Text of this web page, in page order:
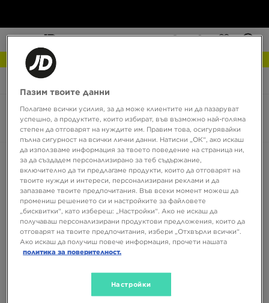
Hoka Kawana 2
0 продукта
Сортирай:Препоръчани Филтрирай
Няма продукти за показване
Промени критериите за търсене
изтрий избраните филтри
Пазим твоите данни
Полагаме всички усилия, за да може клиентите ни да пазаруват
успешно, а продуктите, които избират, във възможно най-голяма
степен да отговарят на нуждите им. Правим това, осигурявайки
пълна сигурност на всички лични данни. Натисни „ОК“, ако искаш
да използваме информация за твоето поведение на страница ни,
за да създадем персонализирано за теб съдържание,
включително да ти предлагаме продукти, които да отговарят на
твоите нужди и интереси, персонализирани реклами и да
запазваме твоите предпочитания. Във всеки момент можеш да
промениш решението си и настройките за файловете
„бисквитки“, като избереш: „Настройки“. Ако не искаш да
получаваш персонализирани продуктови предложения, които да
отговарят на твоите предпочитания, избери „Отхвърли всички“.
Ако искаш да получиш повече информация, прочети нашата
политика за поверителност.
Настройки